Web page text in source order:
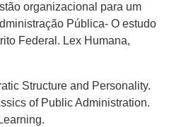
organizacional para um
Pública- O estudo
Federal. Lex Humana,
Structure and Personality.
of Public Administration.